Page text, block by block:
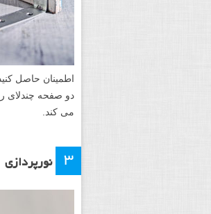
حال زمان ترکیب
مطمئن شوید که
حالا همه چیز را